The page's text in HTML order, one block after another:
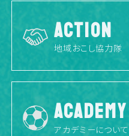
ACTION
地域おこし協力隊
ACADEMY
アカデミーについて